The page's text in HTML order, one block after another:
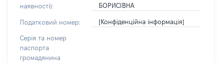
наявності):
БОРИСІВНА
Податковий номер: [Конфіденційна інформація]
Серія та номер
паспорта
громадянина